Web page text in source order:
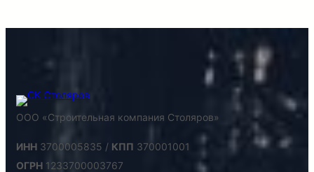
ООО «Строительная компания Столяров»
ИНН 3700005835 / КПП 370001001
ОГРН 1233700003767